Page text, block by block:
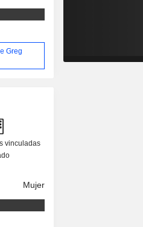
Greg
vinculadas
Mujer